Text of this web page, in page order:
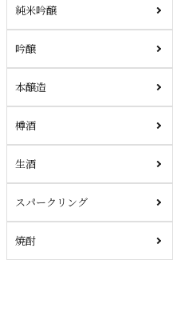
純米吟醸
吟醸
本醸造
樽酒
生酒
スパークリング
焼酎